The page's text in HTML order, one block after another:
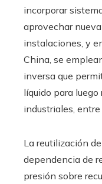
incorporar
aprovechar
instalaciones, y
China, se
inversa que
líquido para
industriales,
La reutilización
dependencia de
presión sobre